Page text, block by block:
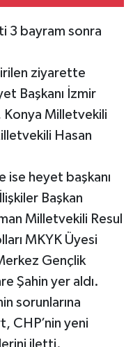
3 bayram sonra
ziyarette
Başkanı İzmir
Konya Milletvekili
Hasan
ise heyet başkanı
Başkan
Milletvekili Resul
MKYK Üyesi
Gençlik
Şahin yer aldı.
sorunlarına
CHP’nin yeni
iletti.